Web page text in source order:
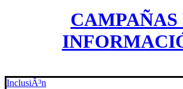
CAMPAÑAS
InclusiÃ³n